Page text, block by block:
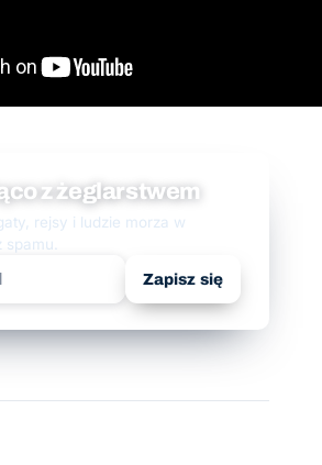
z żeglarstwem
rejsy i ludzie morza w
Zapisz się